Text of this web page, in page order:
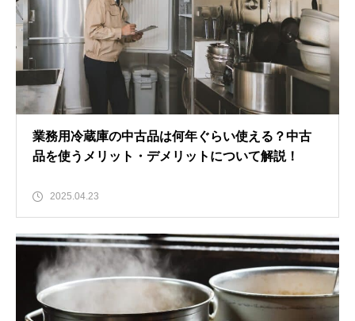
業務用冷蔵庫の中古品は何年ぐらい使える？中古
品を使うメリット・デメリットについて解説！
2025.04.23